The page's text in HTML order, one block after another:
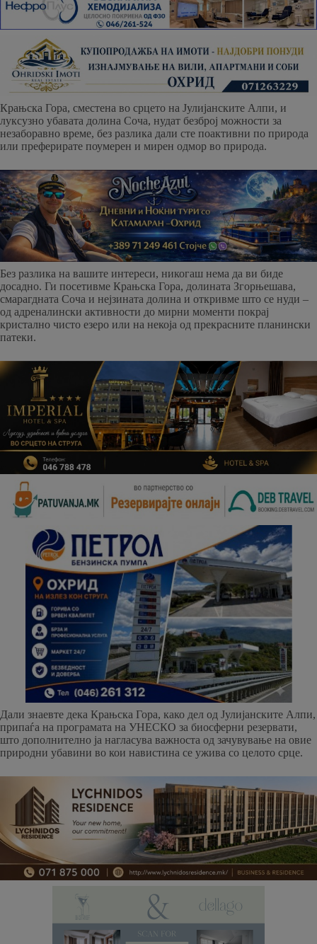
Крањска Гора, сместена во срцето на Јулијанските Алпи, и
луксузно убавата долина Соча, нудат безброј можности за
незаборавно време, без разлика дали сте поактивни по природа
или преферирате поумерен и мирен одмор во природа.
Без разлика на вашите интереси, никогаш нема да ви биде
досадно. Ги посетивме Крањска Гора, долината Згорњешава,
смарагдната Соча и нејзината долина и откривме што се нуди –
од адреналински активности до мирни моменти покрај
кристално чисто езеро или на некоја од прекрасните планински
патеки.
Дали знаевте дека Крањска Гора, како дел од Јулијанските Алпи,
припаѓа на програмата на УНЕСКО за биосферни резервати,
што дополнително ја нагласува важноста од зачувување на овие
природни убавини во кои навистина се ужива со целото срце.